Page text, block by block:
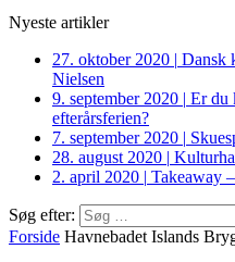
Nyeste artikler
27. oktober 2020 | Dansk
Nielsen
9. september 2020 | Er du
efterårsferien?
7. september 2020 |
28. august 2020 |
2. april 2020 | Takeaway
Søg efter:
Forside Havnebadet Islands